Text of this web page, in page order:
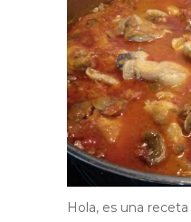
Hola, es una